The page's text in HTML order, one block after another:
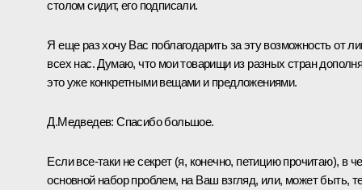
столом сидит, его подписали.
Я еще раз хочу Вас поблагодарить за эту возможность от
всех нас. Думаю, что мои товарищи из разных стран
это уже конкретными вещами и предложениями.
Д.Медведев: Спасибо большое.
Если все‑таки не секрет (я, конечно, петицию прочитаю), в
основной набор проблем, на Ваш взгляд, или, может быть,